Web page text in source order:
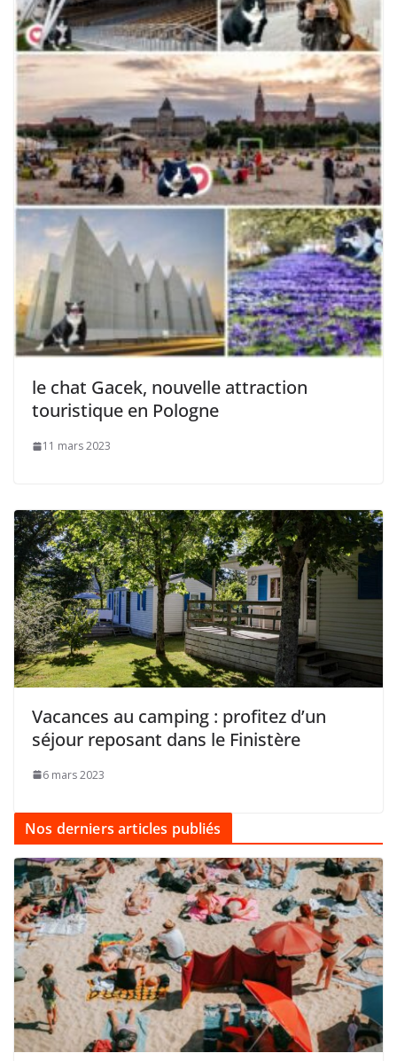
le chat Gacek, nouvelle attraction
touristique en Pologne
11 mars 2023
Vacances au camping : profitez d’un
séjour reposant dans le Finistère
6 mars 2023
Nos derniers articles publiés